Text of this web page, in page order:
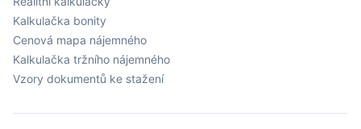
Kalkulačka bonity
Cenová mapa nájemného
Kalkulačka tržního nájemného
Vzory dokumentů ke stažení